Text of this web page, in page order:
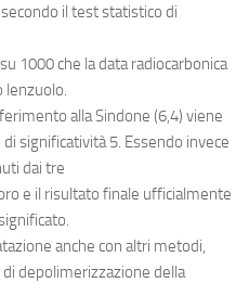
il test statistico di
1000 che la data radiocarbonica
lenzuolo.
alla Sindone (6,4) viene
significatività 5. Essendo invece
dai tre
e il risultato finale ufficialmente
anche con altri metodi,
di depolimerizzazione della